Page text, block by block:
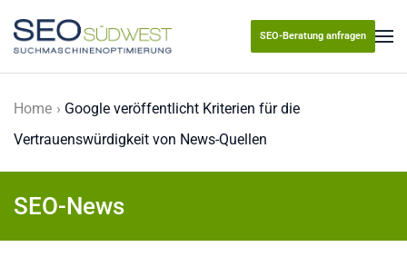
Skip to main content
SEO-Beratung anfragen
Home
Google veröffentlicht Kriterien für die
Vertrauenswürdigkeit von News-Quellen
SEO-News